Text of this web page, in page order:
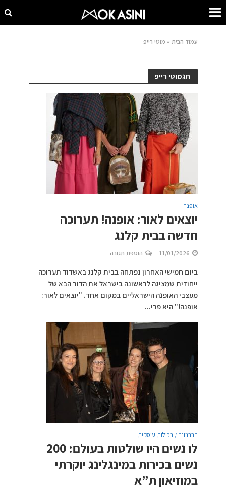
עמוד הבית » מוטי רייפ
תגמוטי רייפ
אופנה
יוצאים לאור: אופנה! תערוכה
חדשה בבית קלנג
11/01/2026 הוספת תגובה
ביום חמישי האחרון נפתחה בבית קלנג באשדוד תערוכה
ייחודית שמציגה לראשונה בישראל את הדור הבא של
מעצבי האופנה הישראליים במקום אחד. "יוצאים לאור:
אופנה!" היא פרי...
הברנז'ה / רכילות עיסקית
לו נשים היו שולטות בעולם: 200
נשים בכירות במינגלינג יוקרתי
במוזיאון ת”א